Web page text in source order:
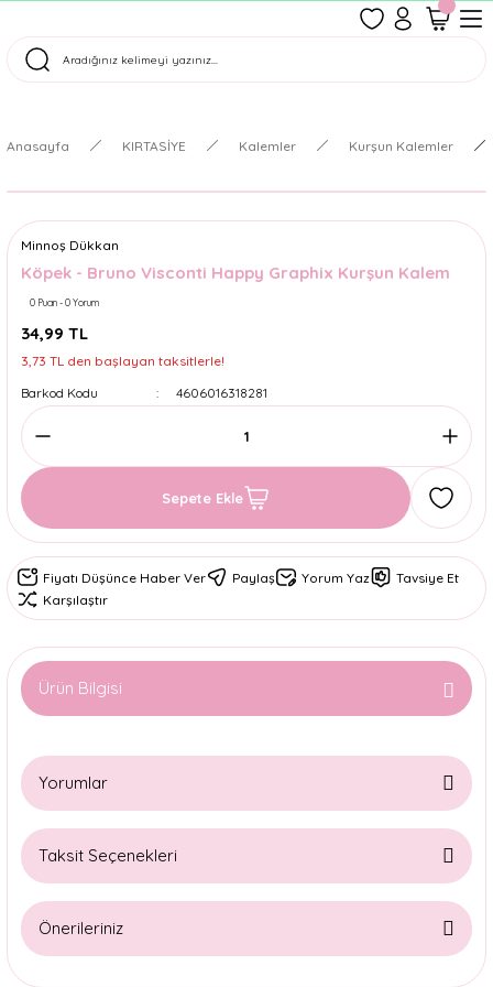
Tüm Siparişler Aynı Gün Kargoda!
Anasayfa KIRTASİYE Kalemler Kurşun Kalemler
Minnoş Dükkan
Köpek - Bruno Visconti Happy Graphix Kurşun Kalem
0 Puan - 0 Yorum
34,99 TL
3,73 TL den başlayan taksitlerle!
Barkod Kodu
4606016318281
Sepete Ekle
Fiyatı Düşünce Haber Ver Paylaş Yorum Yaz
Tavsiye Et
Karşılaştır
Ürün Bilgisi
Yorumlar
Taksit Seçenekleri
Önerileriniz